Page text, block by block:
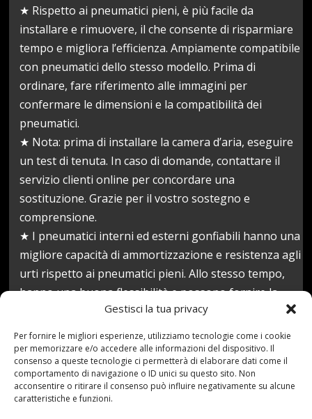
Gestisci la tua privacy
Per fornire le migliori esperienze, utilizziamo tecnologie come i cookie
per memorizzare e/o accedere alle informazioni del dispositivo. Il
consenso a queste tecnologie ci permetterà di elaborare dati come il
comportamento di navigazione o ID unici su questo sito. Non
acconsentire o ritirare il consenso può influire negativamente su alcune
caratteristiche e funzioni.
★ Rispetto ai pneumatici pieni, è più facile da
installare e rimuovere, il che consente di risparmiare
tempo e migliora l’efficienza. Ampiamente compatibile
con pneumatici dello stesso modello. Prima di
ordinare, fare riferimento alle immagini per
confermare le dimensioni e la compatibilità dei
pneumatici.
★ Nota: prima di installare la camera d’aria, eseguire
un test di tenuta. In caso di domande, contattare il
servizio clienti online per concordare una
sostituzione. Grazie per il vostro sostegno e
comprensione.
★ I pneumatici interni ed esterni gonfiabili hanno una
migliore capacità di ammortizzazione e resistenza agli
urti rispetto ai pneumatici pieni. Allo stesso tempo,
hanno una buona flessibilità e possono fornire la
massima protezione di sicurezza.
Prezzo: 184,08 €
(alla data del Sep 24, 2021 04:23:18 UTC –Dettagli